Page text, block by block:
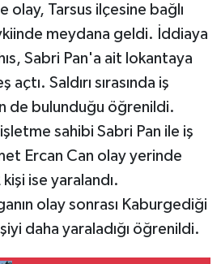
olay, Tarsus ilçesine bağlı
meydana geldi. İddiaya
Sabri Pan'a ait lokantaya
Saldırı sırasında iş
de bulunduğu öğrenildi.
sahibi Sabri Pan ile iş
Ercan Can olay yerinde
ise yaralandı.
olay sonrası Kaburgediği
daha yaraladığı öğrenildi.